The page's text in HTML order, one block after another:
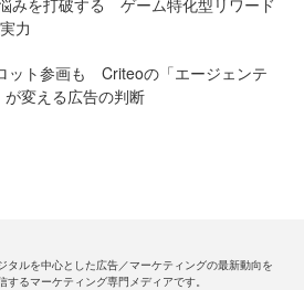
みを打破する ゲーム特化型リワード
力
ット参画も Criteoの「エージェンテ
が変える広告の判断
タルを中心とした広告／マーケティングの最新動向を
するマーケティング専門メディアです。